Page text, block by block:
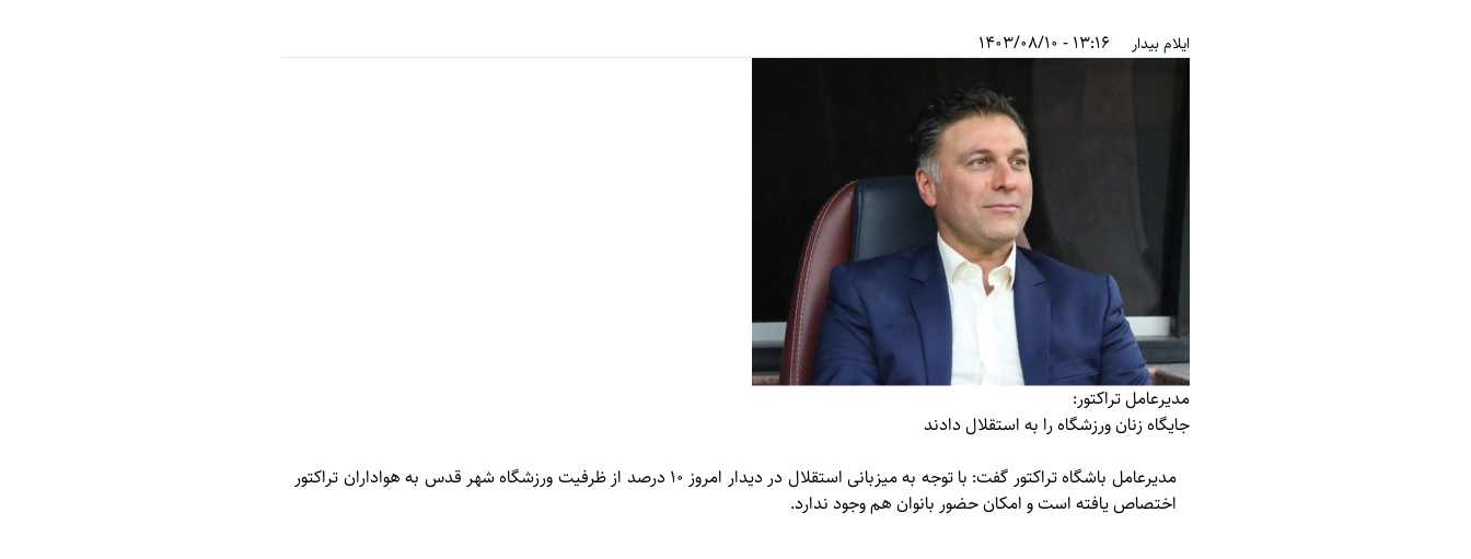
ایلام بیدار 13:16 - 1403/08/10
مدیرعامل تراکتور:
جایگاه زنان ورزشگاه را به استقلال دادند
مدیرعامل باشگاه تراکتور گفت: با توجه به میزبانی استقلال در دیدار امروز ۱۰ درصد از ظرفیت ورزشگاه شهر قدس به هواداران تراکتور
اختصاص یافته است و امکان حضور بانوان هم وجود ندارد.